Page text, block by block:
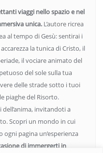
viaggi nello spazio e nel
unica. L’autore ricrea
al tempo di Gesù: sentirai i
la tunica di Cristo, il
il vociare animato del
del sole sulla tua
delle strade sotto i tuoi
piaghe del Risorto.
dell’anima, invitandoti a
Scopri un mondo in cui
pagina un’esperienza
di immergerti in